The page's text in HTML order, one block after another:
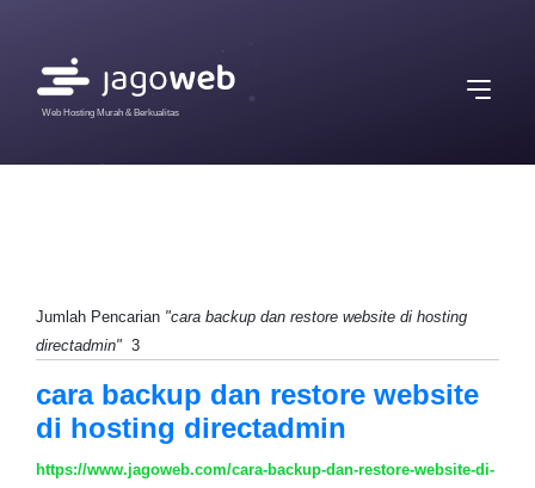
Web Hosting Murah & Berkualitas
Jumlah Pencarian "cara backup dan restore website di hosting
directadmin" 3
cara backup dan restore website
di hosting directadmin
https://www.jagoweb.com/cara-backup-dan-restore-website-di-